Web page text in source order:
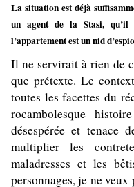
La situation est déjà
un agent de la Stasi, qu’il
l’appartement est un nid
Il ne servirait à rien de
que prétexte. Le
toutes les facettes du
rocambolesque
désespérée et tenace
multiplier les
maladresses et les
personnages, je ne